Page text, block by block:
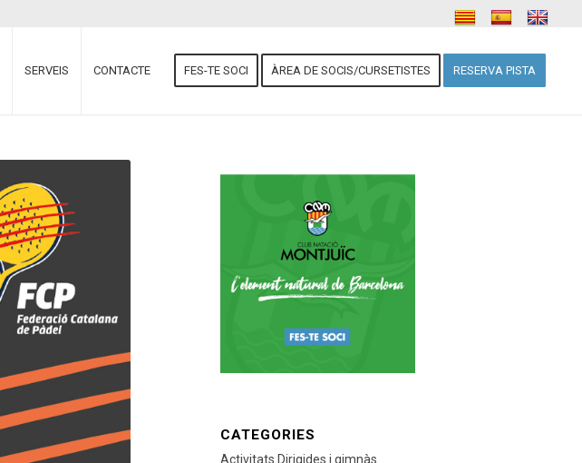
SERVEIS CONTACTE FES-TE SOCI ÀREA DE SOCIS/CURSETISTES RESERVA PISTA
CATEGORIES
Activitats Dirigides i gimnàs